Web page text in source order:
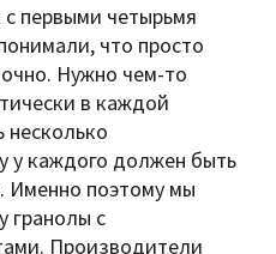
первыми четырьмя
что просто
Нужно чем-то
в каждой
несколько
у каждого должен быть
Именно поэтому мы
гранолы с
Производители